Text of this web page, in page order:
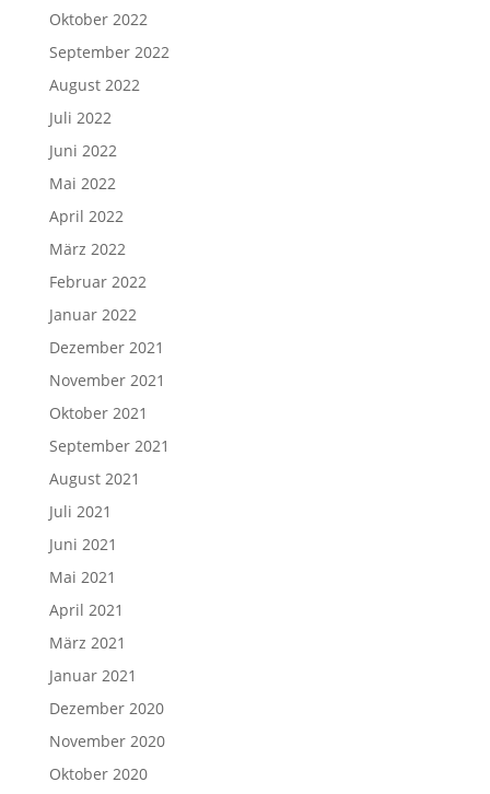
Oktober 2022
September 2022
August 2022
Juli 2022
Juni 2022
Mai 2022
April 2022
März 2022
Februar 2022
Januar 2022
Dezember 2021
November 2021
Oktober 2021
September 2021
August 2021
Juli 2021
Juni 2021
Mai 2021
April 2021
März 2021
Januar 2021
Dezember 2020
November 2020
Oktober 2020